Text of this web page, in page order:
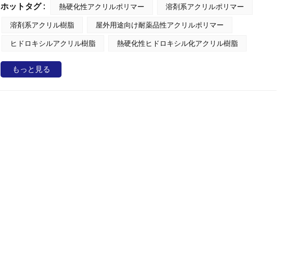
実現します。また、金属やプラスチックを含む様々な基材への強力な接着性も
され、製品の耐久性、美観、そして全体的な品質を大幅に向上させることで、
多様な産業ニーズに応える理想的なソリューションとなっています。
ホットタグ : 熱硬化性アクリルポリマー
溶剤系アクリルポリマー
溶剤系アクリル樹脂
屋外用途向け耐薬品性アクリルポリマー
ヒドロキシルアクリル樹脂
熱硬化性ヒドロキシル化アクリル樹脂
もっと見る